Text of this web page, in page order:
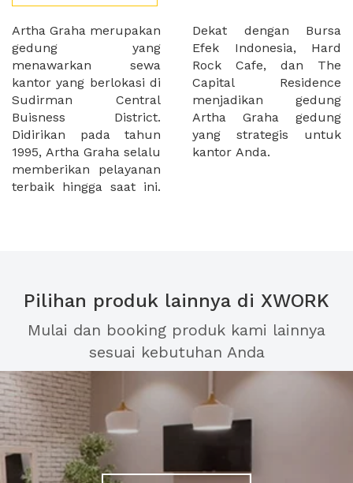
Artha Graha merupakan
gedung yang
menawarkan sewa
kantor yang berlokasi di
Sudirman Central
Buisness District.
Didirikan pada tahun
1995, Artha Graha selalu
memberikan pelayanan
terbaik hingga saat ini.
Dekat dengan Bursa
Efek Indonesia, Hard
Rock Cafe, dan The
Capital Residence
menjadikan gedung
Artha Graha gedung
yang strategis untuk
kantor Anda.
Pilihan produk lainnya di XWORK
Mulai dan booking produk kami lainnya
sesuai kebutuhan Anda